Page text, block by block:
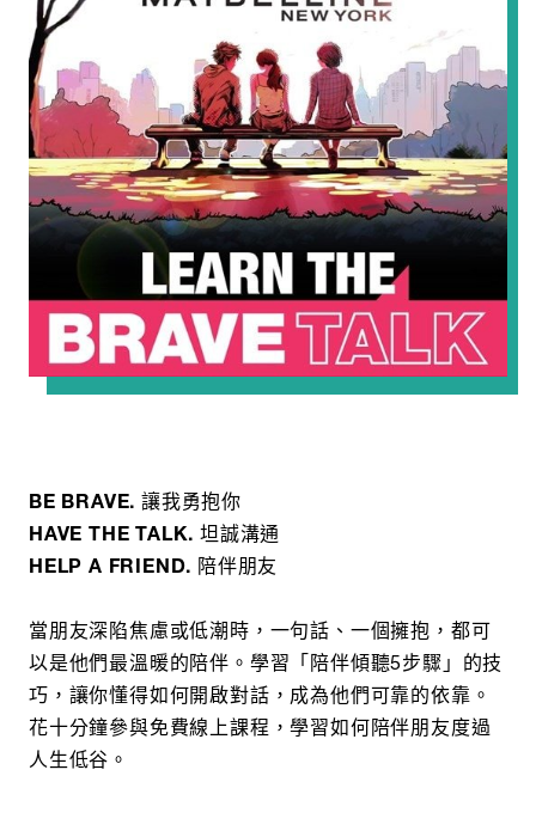
BE BRAVE. 讓我勇抱你
HAVE THE TALK. 坦誠溝通
HELP A FRIEND. 陪伴朋友
當朋友深陷焦慮或低潮時，一句話、一個擁抱，都可
以是他們最溫暖的陪伴。學習「陪伴傾聽5步驟」的技
巧，讓你懂得如何開啟對話，成為他們可靠的依靠。
花十分鐘參與免費線上課程，學習如何陪伴朋友度過
人生低谷。